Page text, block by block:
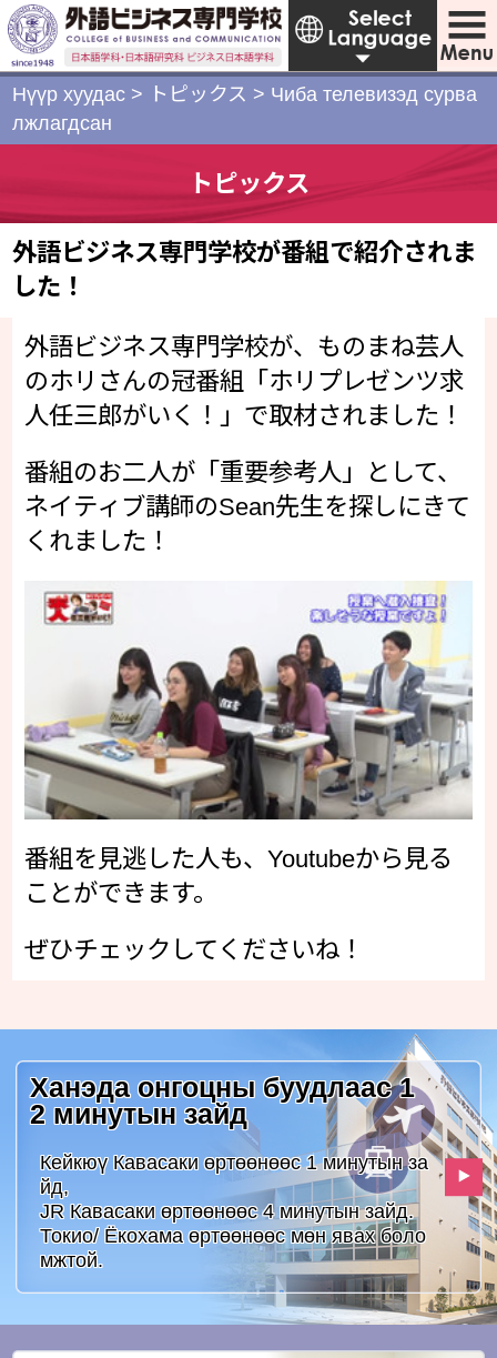
Нүүр хуудас > トピックス > Чиба телевизэд сурва
лжлагдсан
トピックス
外語ビジネス専門学校が番組で紹介されま
した！
外語ビジネス専門学校が、ものまね芸人
のホリさんの冠番組「ホリプレゼンツ求
人任三郎がいく！」で取材されました！
番組のお二人が「重要参考人」として、
ネイティブ講師のSean先生を探しにきて
くれました！
番組を見逃した人も、Youtubeから見る
ことができます。
ぜひチェックしてくださいね！
Ханэда онгоцны буудлаас 1
2 минутын зайд
Кейкюү Кавасаки өртөөнөөс 1 минутын за
йд,
JR Кавасаки өртөөнөөс 4 минутын зайд.
Токио/ Ёкохама өртөөнөөс мөн явах боло
мжтой.